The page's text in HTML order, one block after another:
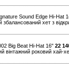
Sound Edge Hi-Hat
збалансований хет з
Big Beat Hi-Hat 16" 22
вінтажний роковий хай-